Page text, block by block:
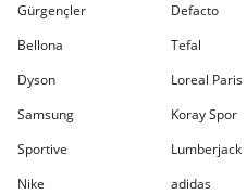
Gürgençler
Defacto
Bellona
Tefal
Dyson
Loreal Paris
Samsung
Koray Spor
Sportive
Lumberjack
Nike
adidas